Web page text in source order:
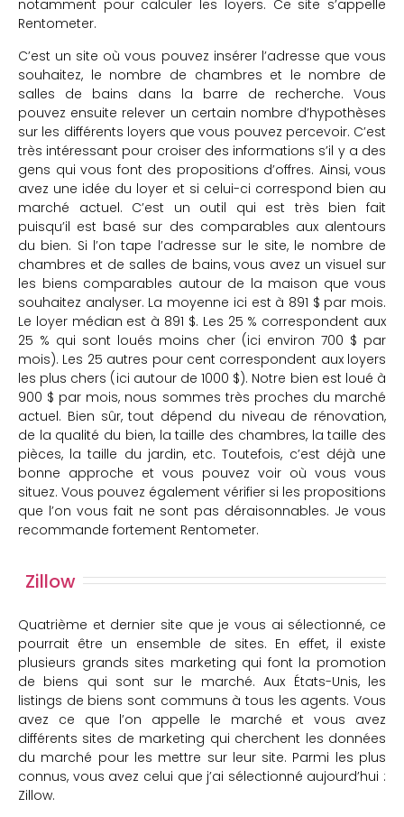
notamment pour calculer les loyers. Ce site s’appelle
Rentometer.
C’est un site où vous pouvez insérer l’adresse que vous
souhaitez, le nombre de chambres et le nombre de
salles de bains dans la barre de recherche. Vous
pouvez ensuite relever un certain nombre d’hypothèses
sur les différents loyers que vous pouvez percevoir. C’est
très intéressant pour croiser des informations s’il y a des
gens qui vous font des propositions d’offres. Ainsi, vous
avez une idée du loyer et si celui-ci correspond bien au
marché actuel. C’est un outil qui est très bien fait
puisqu’il est basé sur des comparables aux alentours
du bien. Si l’on tape l’adresse sur le site, le nombre de
chambres et de salles de bains, vous avez un visuel sur
les biens comparables autour de la maison que vous
souhaitez analyser. La moyenne ici est à 891 $ par mois.
Le loyer médian est à 891 $. Les 25 % correspondent aux
25 % qui sont loués moins cher (ici environ 700 $ par
mois). Les 25 autres pour cent correspondent aux loyers
les plus chers (ici autour de 1000 $). Notre bien est loué à
900 $ par mois, nous sommes très proches du marché
actuel. Bien sûr, tout dépend du niveau de rénovation,
de la qualité du bien, la taille des chambres, la taille des
pièces, la taille du jardin, etc. Toutefois, c’est déjà une
bonne approche et vous pouvez voir où vous vous
situez. Vous pouvez également vérifier si les propositions
que l’on vous fait ne sont pas déraisonnables. Je vous
recommande fortement Rentometer.
Zillow
Quatrième et dernier site que je vous ai sélectionné, ce
pourrait être un ensemble de sites. En effet, il existe
plusieurs grands sites marketing qui font la promotion
de biens qui sont sur le marché. Aux États-Unis, les
listings de biens sont communs à tous les agents. Vous
avez ce que l’on appelle le marché et vous avez
différents sites de marketing qui cherchent les données
du marché pour les mettre sur leur site. Parmi les plus
connus, vous avez celui que j’ai sélectionné aujourd’hui :
Zillow.